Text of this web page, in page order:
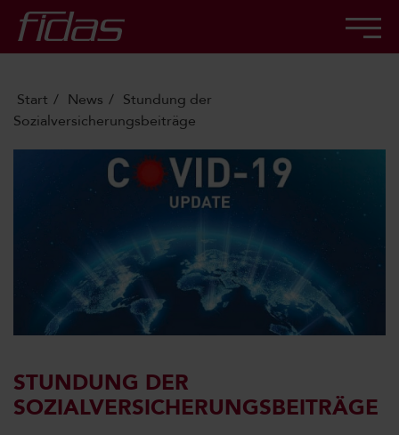
Start News
Stundung der
Sozialversicherungsbeiträge
STUNDUNG DER
SOZIALVERSICHERUNGSBEITRÄGE